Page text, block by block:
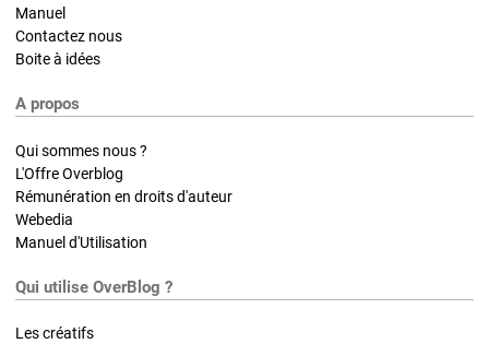
Manuel
Contactez nous
Boite à idées
A propos
Qui sommes nous ?
L'Offre Overblog
Rémunération en droits d'auteur
Webedia
Manuel d'Utilisation
Qui utilise OverBlog ?
Les créatifs